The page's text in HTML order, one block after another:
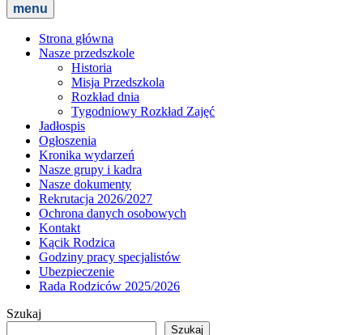
menu
Strona główna
Nasze przedszkole
Historia
Misja Przedszkola
Rozkład dnia
Tygodniowy Rozkład Zajęć
Jadłospis
Ogłoszenia
Kronika wydarzeń
Nasze grupy i kadra
Nasze dokumenty
Rekrutacja 2026/2027
Ochrona danych osobowych
Kontakt
Kącik Rodzica
Godziny pracy specjalistów
Ubezpieczenie
Rada Rodziców 2025/2026
Szukaj
Szukaj